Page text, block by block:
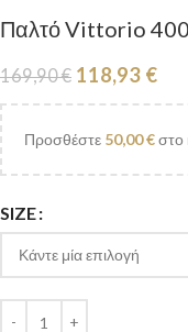
Παλτό Vittorio
169,90€ 118,93 €
Προσθέστε 50,00€στο
SIZE